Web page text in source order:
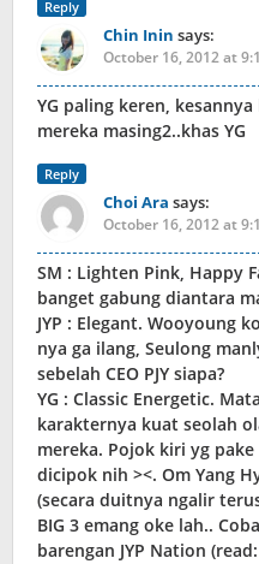
Reply
Chin Inin says:
October 16, 2012 at
YG paling keren,
mereka masing2..khas YG
Reply
Choi Ara says:
October 16, 2012 at
SM : Lighten Pink, Happy
banget gabung diantara
JYP : Elegant. Wooyoung
nya ga ilang, Seulong
sebelah CEO PJY siapa?
YG : Classic Energetic.
karakternya kuat seolah
mereka. Pojok kiri yg
dicipok nih ><. Om Yang
(secara duitnya ngalir
BIG 3 emang oke lah..
barengan JYP Nation